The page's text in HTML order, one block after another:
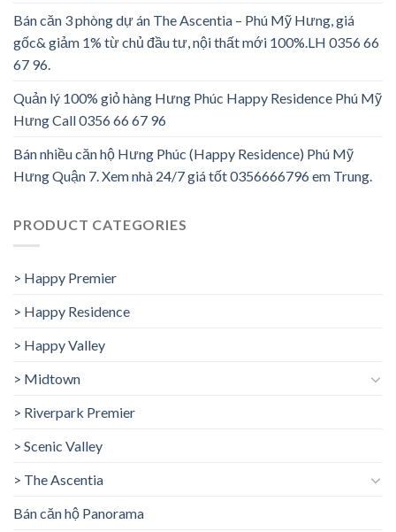
Bán căn 3 phòng dự án The Ascentia – Phú Mỹ Hưng, giá
gốc& giảm 1% từ chủ đầu tư, nội thất mới 100%.LH 0356 66
67 96.
Quản lý 100% giỏ hàng Hưng Phúc Happy Residence Phú Mỹ
Hưng Call 0356 66 67 96
Bán nhiều căn hộ Hưng Phúc (Happy Residence) Phú Mỹ
Hưng Quận 7. Xem nhà 24/7 giá tốt 0356666796 em Trung.
PRODUCT CATEGORIES
> Happy Premier
> Happy Residence
> Happy Valley
> Midtown
> Riverpark Premier
> Scenic Valley
> The Ascentia
Bán căn hộ Panorama